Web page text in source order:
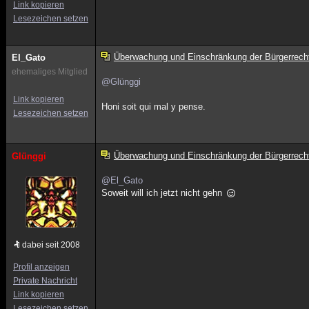
Link kopieren
Lesezeichen setzen
El_Gato
ehemaliges Mitglied
Link kopieren
Lesezeichen setzen
Überwachung und Einschränkung der
@Glünggi
Honi soit qui mal y pense.
Glünggi
dabei seit 2008
Profil anzeigen
Private Nachricht
Link kopieren
Überwachung und Einschränkung der
@El_Gato
Soweit will ich jetzt nicht gehn